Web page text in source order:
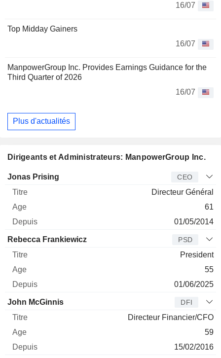
16/07
Top Midday Gainers
16/07
ManpowerGroup Inc. Provides Earnings Guidance for the
Third Quarter of 2026
16/07
Plus d'actualités
Dirigeants et Administrateurs: ManpowerGroup Inc.
Dirigeant Titre
Jonas Prising CEO
Directeur Général
61
01/05/2014
Rebecca Frankiewicz PSD
President
55
01/06/2025
John McGinnis DFI
Directeur Financier/CFO
59
15/02/2016